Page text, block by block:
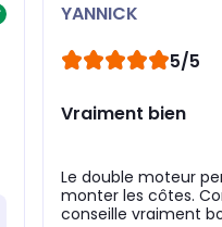
YANNICK
5/5
Vraiment bien
Le double moteur
monter les côtes.
conseille vraiment